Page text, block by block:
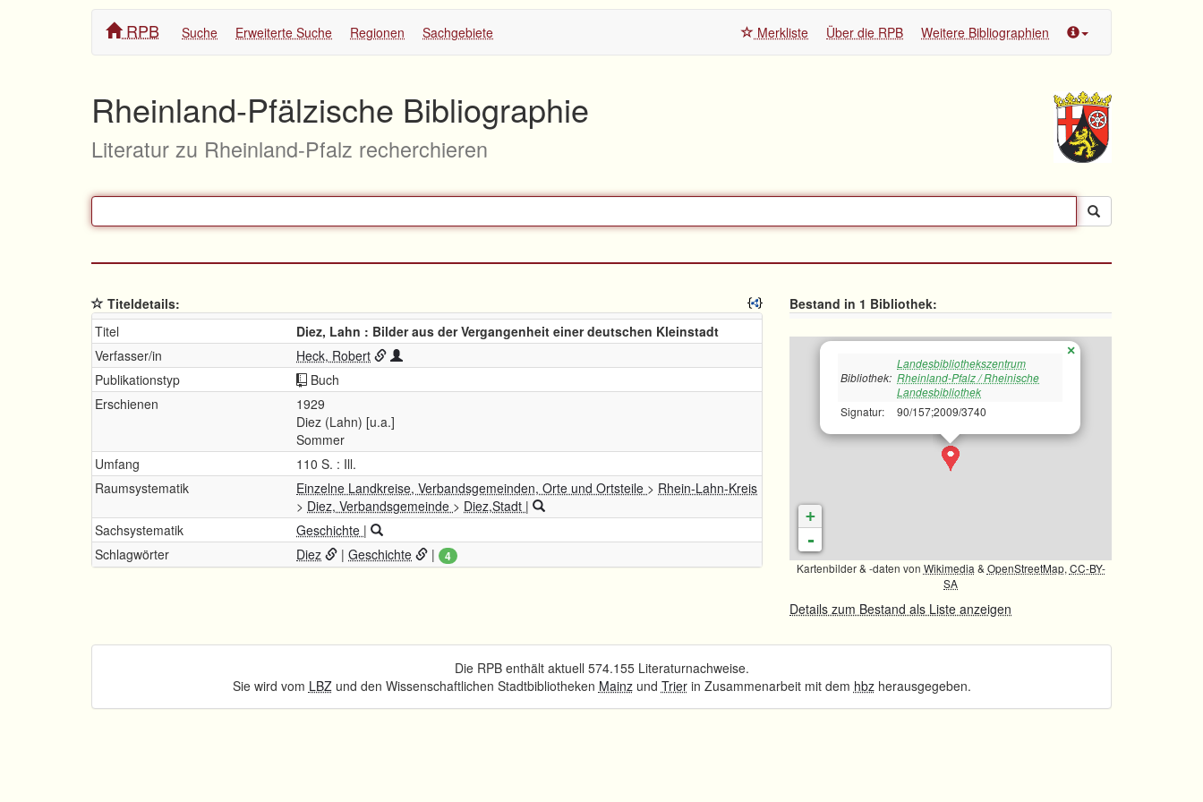
RPB Suche Erweiterte Suche Regionen Sachgebiete Merkliste Über die RPB Weitere Bibliographien
Rheinland-Pfälzische Bibliographie
Literatur zu Rheinland-Pfalz recherchieren
Titeldetails:
Titel
Diez, Lahn : Bilder aus der Vergangenheit einer deutschen Kleinstadt
Verfasser/in
Heck, Robert
Publikationstyp
Buch
Erschienen
1929
Diez (Lahn) [u.a.]
Sommer
Umfang
110 S. : Ill.
Raumsystematik
Einzelne Landkreise, Verbandsgemeinden, Orte und Ortsteile > Rhein-Lahn-Kreis
> Diez, Verbandsgemeinde > Diez,Stadt |
Sachsystematik
Geschichte |
Schlagwörter
Diez | Geschichte | 4
Bestand in 1 Bibliothek:
×
Bibliothek:
Landesbibliothekszentrum
Rheinland-Pfalz / Rheinische
Landesbibliothek
Signatur:
90/157;2009/3740
+
-
Kartenbilder & -daten von Wikimedia & OpenStreetMap, CC-BY-
SA
Details zum Bestand als Liste anzeigen
Die RPB enthält aktuell 574.155 Literaturnachweise.
Sie wird vom LBZund den Wissenschaftlichen Stadtbibliotheken Mainzund Trierin Zusammenarbeit mit dem hbzherausgegeben.